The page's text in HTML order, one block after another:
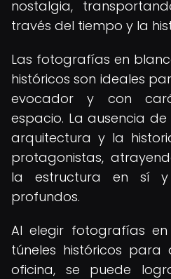
nostalgia,
través del tiempo y la
Las fotografías en
históricos son ideales
evocador y con
espacio. La ausencia
arquitectura y la
protagonistas,
la estructura en sí
profundos.
Al elegir fotografías
túneles históricos
oficina, se puede